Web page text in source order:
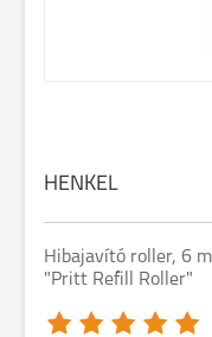
HENKEL
Hibajavító roller, 6
"Pritt Refill Roller"